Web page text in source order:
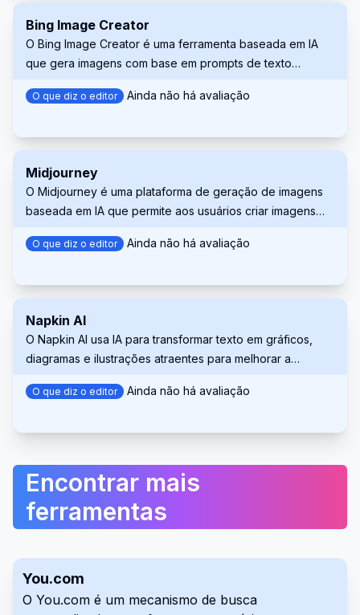
Bing Image Creator
O Bing Image Creator é uma ferramenta baseada em IA
que gera imagens com base em prompts de texto
avançados de aprendizado de máquina, ele permite que
para diversos aplicativos, desde mídias sociais até
O que diz o editor Ainda não há avaliação
Midjourney
O Midjourney é uma plataforma de geração de imagens
baseada em IA que permite aos usuários criar imagens
algoritmos avançados de aprendizado de máquina para
qualidade, atendendo a artistas, designers e entusiastas
O que diz o editor Ainda não há avaliação
Napkin AI
O Napkin AI usa IA para transformar texto em gráficos,
diagramas e ilustrações atraentes para melhorar a
O que diz o editor Ainda não há avaliação
Encontrar mais
ferramentas
You.com
O You.com é um mecanismo de busca